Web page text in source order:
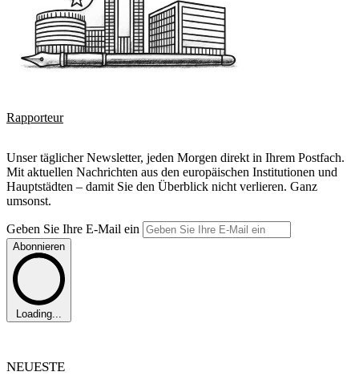
Rapporteur
Unser täglicher Newsletter, jeden Morgen direkt in Ihrem Postfach.
Mit aktuellen Nachrichten aus den europäischen Institutionen und
Hauptstädten – damit Sie den Überblick nicht verlieren. Ganz
umsonst.
Geben Sie Ihre E-Mail ein
Abonnieren
Loading...
NEUESTE